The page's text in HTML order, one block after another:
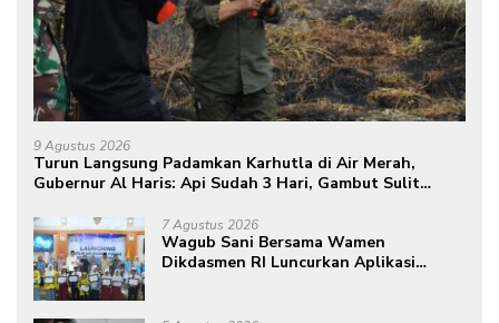
9 Agustus 2026
Turun Langsung Padamkan Karhutla di Air Merah,
Gubernur Al Haris: Api Sudah 3 Hari, Gambut Sulit
7 Agustus 2026
Wagub Sani Bersama Wamen
Dikdasmen RI Luncurkan Aplikasi